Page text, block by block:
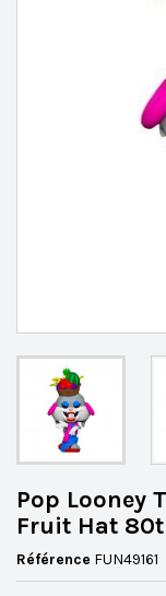
Pop Looney
Fruit Hat
Référence FUN49161